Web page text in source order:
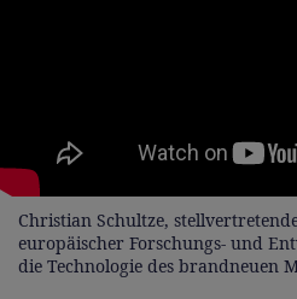
Christian Schultze,
europäischer Forschungs- und
die Technologie des brandneuen